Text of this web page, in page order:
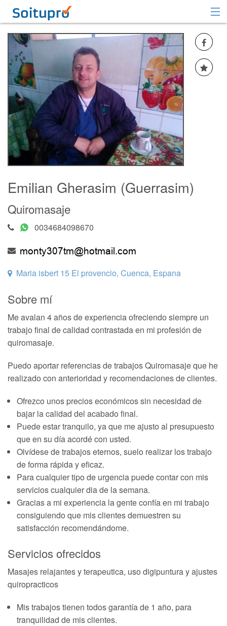
Recomendar
Iniciar sesión
Emilian Gherasim (Guerrasim)
Quiromasaje
0034684098670
Maria isbert 15 El provencio, Cuenca, Espana
Sobre mí
Me avalan 4 años de experiencia ofreciendo siempre un
trabajo final de calidad contrastada en mi profesión de
quiromasaje.
Puedo aportar referencias de trabajos Quiromasaje que he
realizado con anterioridad y recomendaciones de clientes.
Ofrezco unos precios económicos sin necesidad de
bajar la calidad del acabado final.
Puede estar tranquilo, ya que me ajusto al presupuesto
que en su día acordé con usted.
Olvídese de trabajos eternos, suelo realizar los trabajo
de forma rápida y eficaz.
Para cualquier tipo de urgencia puede contar con mis
servicios cualquier dia de la semana.
Gracias a mi experiencia la gente confía en mi trabajo
consiguiendo que mis clientes demuestren su
satisfacción recomendándome.
Servicios ofrecidos
Masajes relajantes y terapeutica, uso digipuntura y ajustes
quiropracticos
Mis trabajos tienen todos garantía de 1 año, para
tranquilidad de mis clientes.